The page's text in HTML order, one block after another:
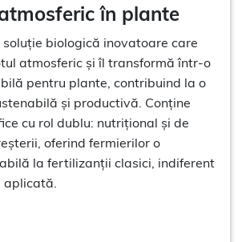
în plante
soluție biologică inovatoare care
atmosferic și îl transformă într-o
pentru plante, contribuind la o
și productivă. Conține
cu rol dublu: nutrițional și de
oferind fermierilor o
la fertilizanții clasici, indiferent